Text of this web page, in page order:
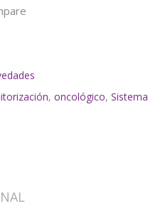
, oncológico, Sistema